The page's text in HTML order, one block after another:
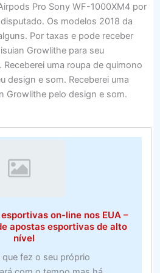
Pro Sony WF-1000XM4 por
Os modelos 2018 da
Por taxas e pode receber
Growlithe para seu
uma roupa de quimono
design e som. Receberei uma
Growlithe pelo design e som.
on-line nos EUA –
apostas esportivas de alto
nível
fez o seu próprio